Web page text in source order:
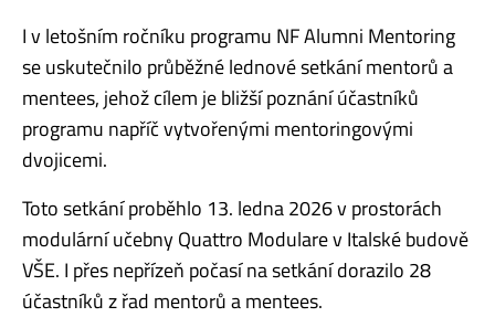
I v letošním ročníku programu NF Alumni Mentoring
se uskutečnilo průběžné lednové setkání mentorů a
mentees, jehož cílem je bližší poznání účastníků
programu napříč vytvořenými mentoringovými
dvojicemi.
Toto setkání proběhlo 13. ledna 2026 v prostorách
modulární učebny Quattro Modulare v Italské budově
VŠE. I přes nepřízeň počasí na setkání dorazilo 28
účastníků z řad mentorů a mentees.